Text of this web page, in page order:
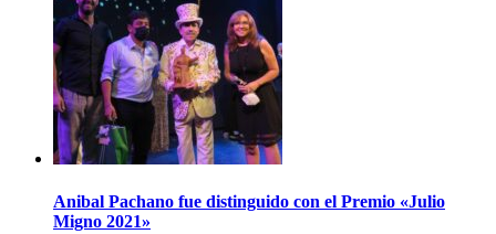
Anibal Pachano fue distinguido con el Premio «Julio
Migno 2021»